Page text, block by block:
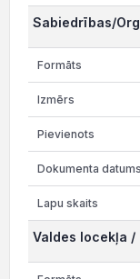
Sabiedrības/
Valdes locekļa